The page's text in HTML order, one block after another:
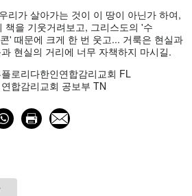
리가 살아가는 것이 이 땅이 아닌가 하여,
책을 기웃거려보고, 그리스도의 '수
' 때문에 크게 한 번 웃고... 거룩은 현실과
현실의 거리에 너무 자책하지 마시길.
로리다한인연합감리교회 FL
합감리교회 공보부 TN